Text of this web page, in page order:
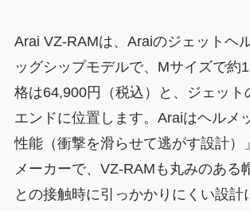
Arai VZ-RAMは、Araiのジェットヘ
ッグシップモデルで、Mサイズで約
格は64,900円（税込）と、ジェット
エンドに位置します。Araiはヘルメ
性能（衝撃を滑らせて逃がす設計）
メーカーで、VZ-RAMも丸みのある
との接触時に引っかかりにくい設計